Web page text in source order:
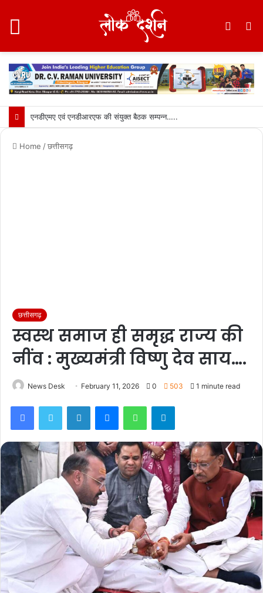
एनडीएमए एवं एनडीआरएफ की संयुक्त बैठक सम्पन्न…..
Home /छत्तीसगढ़
छत्तीसगढ़
स्वस्थ समाज ही समृद्ध राज्य की
नींव : मुख्यमंत्री विष्णु देव साय….
News Desk February 11, 2026 0 503 1 minute read